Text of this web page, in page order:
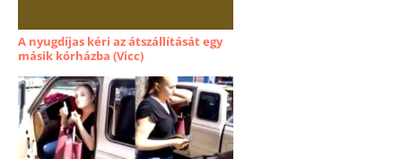
A nyugdíjas kéri az átszállítását egy
másik kórházba (Vicc)